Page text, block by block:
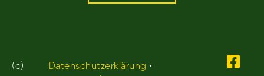
(c)
Datenschutzerklärung •